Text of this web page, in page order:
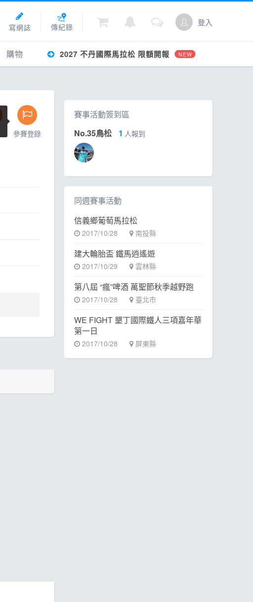
寫網誌 傳紀錄 登入
購物
什麼是點數
2027 不丹國際馬拉松 限額開報 NEW
參賽登錄
賽事活動簽到區
No.35鳥松
1 人報到
同週賽事活動
信義鄉葡萄馬拉松
2017/10/28 南投縣
建大輪胎盃 鐵馬逍遙遊
2017/10/29 雲林縣
第八屆 “瘋”啤酒 萬聖節秋季越野跑
2017/10/28 臺北市
WE FIGHT 墾丁國際鐵人三項嘉年華
第一日
2017/10/28 屏東縣